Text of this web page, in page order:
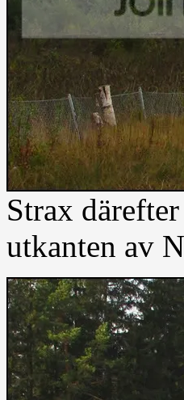
Strax
utkanten av